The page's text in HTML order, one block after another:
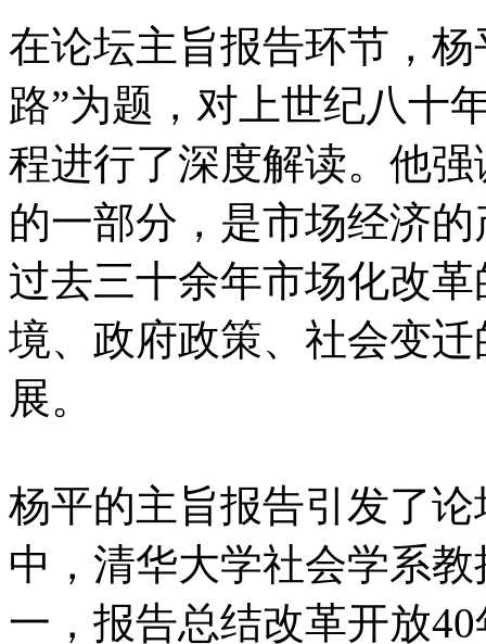
在论坛主旨报告环节，
路”为题，对上世纪八十
程进行了深度解读。他
的一部分，是市场经济
过去三十余年市场化改
境、政府政策、社会变
展。
杨平的主旨报告引发了
中，清华大学社会学系
一，报告总结改革开放